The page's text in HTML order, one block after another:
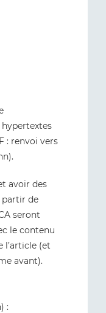
: renvoi vers
avoir des
partir de
seront
le contenu
l’article (et
avant).
: